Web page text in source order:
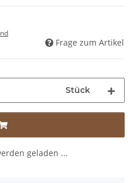
Frage zum Artikel
Stück
geladen ...